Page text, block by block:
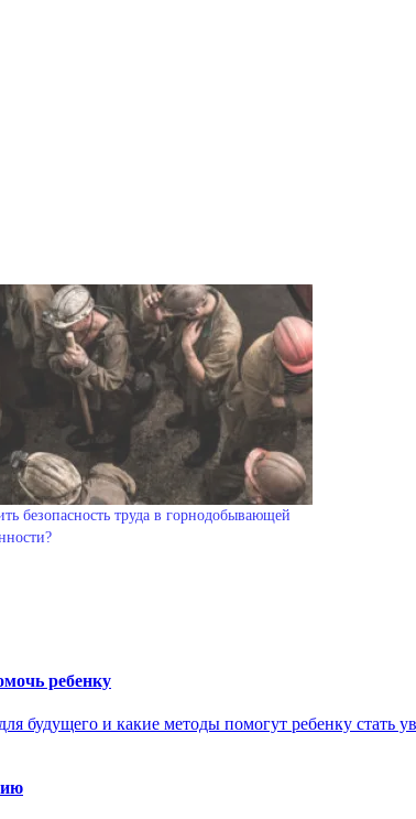
безопасность труда в горнодобывающей
ребенку